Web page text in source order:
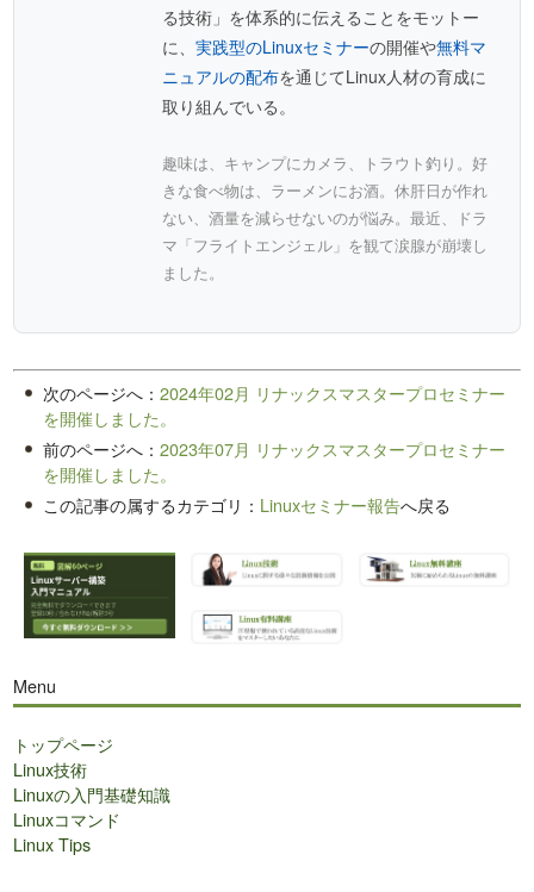
る技術」を体系的に伝えることをモットー
に、実践型のLinuxセミナーの開催や無料マ
ニュアルの配布を通じてLinux人材の育成に
取り組んでいる。
趣味は、キャンプにカメラ、トラウト釣り。好
きな食べ物は、ラーメンにお酒。休肝日が作れ
ない、酒量を減らせないのが悩み。最近、ドラ
マ「フライトエンジェル」を観て涙腺が崩壊し
ました。
次のページへ：2024年02月 リナックスマスタープロセミナー
を開催しました。
前のページへ：2023年07月 リナックスマスタープロセミナー
を開催しました。
この記事の属するカテゴリ： Linuxセミナー報告へ戻る
Menu
トップページ
Linux技術
Linuxの入門基礎知識
Linuxコマンド
Linux Tips